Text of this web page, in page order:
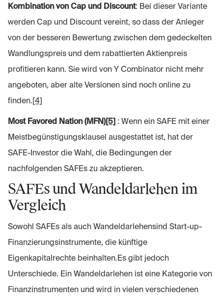
Kombination von Cap und Discount: Bei dieser Variante
werden Cap und Discount vereint, so dass der Anleger
von der besseren Bewertung zwischen dem gedeckelten
Wandlungspreis und dem rabattierten Aktienpreis
profitieren kann. Sie wird von Y Combinator nicht mehr
angeboten, aber alte Versionen sind noch online zu
finden.[4]
Most Favored Nation (MFN)[5] : Wenn ein SAFE mit einer
Meistbegünstigungsklausel ausgestattet ist, hat der
SAFE-Investor die Wahl, die Bedingungen der
nachfolgenden SAFEs zu akzeptieren.
SAFEs und Wandeldarlehen im
Vergleich
Sowohl SAFEs als auch Wandeldarlehensind Start-up-
Finanzierungsinstrumente, die künftige
Eigenkapitalrechte beinhalten.Es gibt jedoch
Unterschiede. Ein Wandeldarlehen ist eine Kategorie von
Finanzinstrumenten und wird in vielen verschiedenen